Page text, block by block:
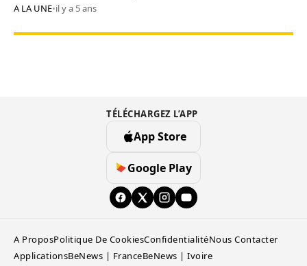
A LA UNE•il y a 5 ans
TÉLÉCHARGEZ L’APP
App Store
Google Play
A ProposPolitique De CookiesConfidentialitéNous Contacter
ApplicationsBeNews | FranceBeNews | Ivoire